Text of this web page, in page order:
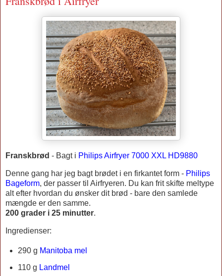
Franskbrød - Bagt i Philips Airfryer 7000 XXL HD9880
Denne gang har jeg bagt brødet i en firkantet form - Philips
Bageform, der passer til Airfryeren. Du kan frit skifte meltype
alt efter hvordan du ønsker dit brød - bare den samlede
mængde er den samme.
200 grader i 25 minutter.
Ingredienser:
290 g Manitoba mel
110 g Landmel